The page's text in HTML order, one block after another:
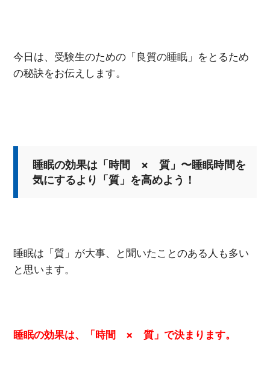
今日は、受験生のための「良質の睡眠」をとるため
の秘訣をお伝えします。
睡眠の効果は「時間 × 質」〜睡眠時間を
気にするより「質」を高めよう！
睡眠は「質」が大事、と聞いたことのある人も多い
と思います。
睡眠の効果は、「時間 × 質」で決まります。